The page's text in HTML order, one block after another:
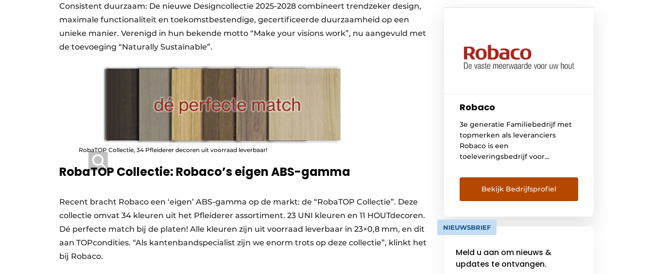
Consistent duurzaam: De nieuwe Designcollectie 2025-2028 combineert trendzeker design,
maximale functionaliteit en toekomstbestendige, gecertificeerde duurzaamheid op een
unieke manier. Verenigd in hun bekende motto “Make your visions work”, nu aangevuld met
de toevoeging “Naturally Sustainable”.
RobaTOP Collectie, 34 Pfleiderer decoren uit voorraad leverbaar!
RobaTOP Collectie: Robaco’s eigen ABS-gamma
Recent bracht Robaco een ‘eigen’ ABS-gamma op de markt: de “RobaTOP Collectie”. Deze
collectie omvat 34 kleuren uit het Pfleiderer assortiment. 23 UNI kleuren en 11 HOUTdecoren.
Dé perfecte match bij de platen! Alle kleuren zijn uit voorraad leverbaar in 23×0,8 mm, en dit
aan TOPcondities. “Als kantenbandspecialist zijn we enorm trots op deze collectie”, klinkt het
bij Robaco.
Robaco
3e generatie Familiebedrijf met
topmerken als leveranciers
Robaco is een
toeleveringsbedrijf voor
zoals meubel-, keuken- &
badkamerproducenten,
interieurbouwers,
platenhandelaars etc. Iedereen
die plaatmateriaal of massief
houtbewerkingsmachines kan
bij ons terecht. Paneel- of
Bekijk Bedrijfsprofiel
NIEUWSBRIEF
Meld u aan om nieuws &
updates te ontvangen.